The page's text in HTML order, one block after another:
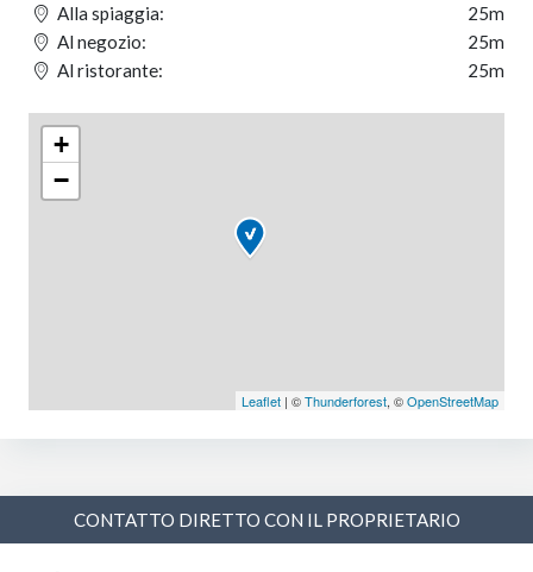
Alla spiaggia:
25m
Al negozio:
25m
Al ristorante:
25m
+
−
Leaflet | ©Thunderforest, ©OpenStreetMap
CONTATTO DIRETTO CON IL PROPRIETARIO